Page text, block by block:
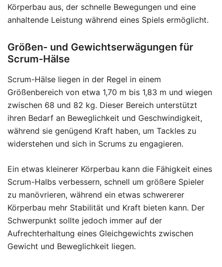
Körperbau aus, der schnelle Bewegungen und eine
anhaltende Leistung während eines Spiels ermöglicht.
Größen- und Gewichtserwägungen für
Scrum-Hälse
Scrum-Hälse liegen in der Regel in einem
Größenbereich von etwa 1,70 m bis 1,83 m und wiegen
zwischen 68 und 82 kg. Dieser Bereich unterstützt
ihren Bedarf an Beweglichkeit und Geschwindigkeit,
während sie genügend Kraft haben, um Tackles zu
widerstehen und sich in Scrums zu engagieren.
Ein etwas kleinerer Körperbau kann die Fähigkeit eines
Scrum-Halbs verbessern, schnell um größere Spieler
zu manövrieren, während ein etwas schwererer
Körperbau mehr Stabilität und Kraft bieten kann. Der
Schwerpunkt sollte jedoch immer auf der
Aufrechterhaltung eines Gleichgewichts zwischen
Gewicht und Beweglichkeit liegen.